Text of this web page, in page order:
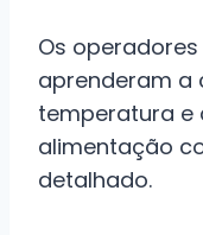
Os
aprenderam a
temperatura e
alimentação
detalhado.